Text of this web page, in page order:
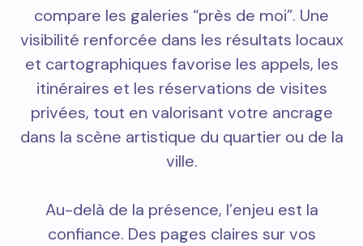
compare les galeries “près de moi”. Une
visibilité renforcée dans les résultats locaux
et cartographiques favorise les appels, les
itinéraires et les réservations de visites
privées, tout en valorisant votre ancrage
dans la scène artistique du quartier ou de la
ville.
Au-delà de la présence, l’enjeu est la
confiance. Des pages claires sur vos